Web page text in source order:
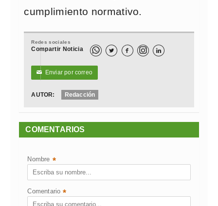
cumplimiento normativo.
Redes sociales
Compartir Noticia   
✉ Enviar por correo
AUTOR: Redacción
COMENTARIOS
Nombre *
Comentario *